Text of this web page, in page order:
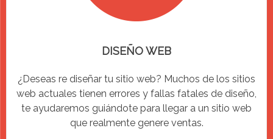
DISEÑO WEB
¿Deseas re diseñar tu sitio web? Muchos de los sitios
web actuales tienen errores y fallas fatales de diseño,
te ayudaremos guiándote para llegar a un sitio web
que realmente genere ventas.